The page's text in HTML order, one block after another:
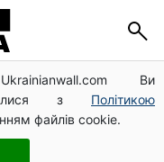
Ви
з Політикою
файлів cookie.
500 грн: ПФУ
у 2026 році
на українські: